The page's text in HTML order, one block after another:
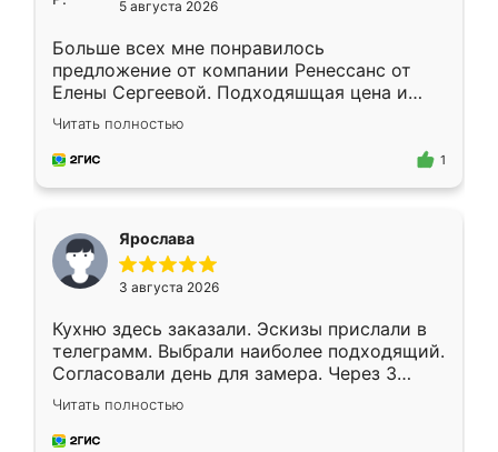
5 августа 2026
Больше всех мне понравилось
предложение от компании Ренессанс от
Елены Сергеевой. Подходяшщая цена и
короткие сроки изготовления. Приехавший
для замера сотрудник Владислав
предложил по моему эскизу самый
Читать полностью
1
Ярослава
3 августа 2026
Кухню здесь заказали. Эскизы прислали в
телеграмм. Выбрали наиболее подходящий.
Согласовали день для замера. Через 3
недели кухня была уже готова. Остались
довольны работой. Спасибо Ренессанс
мебель за качественную работу!
Читать полностью